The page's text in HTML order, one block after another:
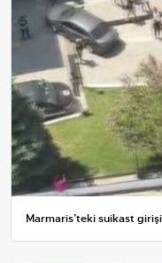
Marmaris’teki suikast